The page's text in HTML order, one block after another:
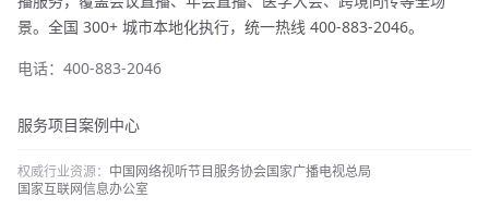
景。全国 300+ 城市本地化执行，统一热线 400-883-2046。
电话：400-883-2046
服务项目案例中心
权威行业资源： 中国网络视听节目服务协会国家广播电视总局
国家互联网信息办公室